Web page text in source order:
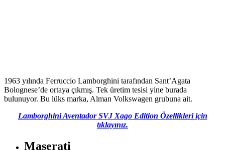
1963 yılında Ferruccio Lamborghini tarafından Sant’Agata
Bolognese’de ortaya çıkmış. Tek üretim tesisi yine burada
bulunuyor. Bu lüks marka, Alman Volkswagen grubuna ait.
Lamborghini Aventador SVJ Xago Edition Özellikleri için
tıklayınız.
Maserati